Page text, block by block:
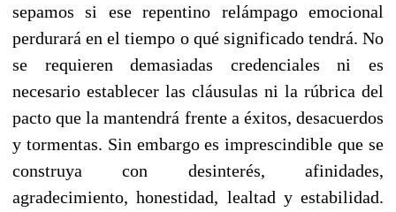
sepamos si ese repentino relámpago emocional
perdurará en el tiempo o qué significado tendrá. No
se requieren demasiadas credenciales ni es
necesario establecer las cláusulas ni la rúbrica del
pacto que la mantendrá frente a éxitos, desacuerdos
y tormentas. Sin embargo es imprescindible que se
construya con desinterés, afinidades,
agradecimiento, honestidad, lealtad y estabilidad.